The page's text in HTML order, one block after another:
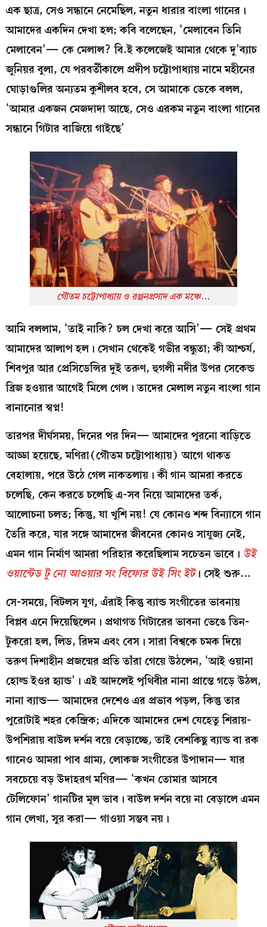
এক ছাত্র, সেও সন্ধানে নেমেছিল, নতুন ধারার বাংলা গানের।
আমাদের একদিন দেখা হল; কবি বলেছেন, ‘মেলাবেন তিনি
মেলাবেন’— কে মেলাল? বি.ই কলেজেই আমার থেকে দু’ব্যাচ
জুনিয়র বুলা, যে পরবর্তীকালে প্রদীপ চট্টোপাধ্যায় নামে মহীনের
ঘোড়াগুলির অন্যতম কুশীলব হবে, সে আমাকে ডেকে বলল,
‘আমার একজন মেজদাদা আছে, সেও এরকম নতুন বাংলা গানের
সন্ধানে গিটার বাজিয়ে গাইছে’
গৌতম চট্টোপাধ্যায় ও রঞ্জনপ্রসাদ এক মঞ্চে…
আমি বললাম, ‘তাই নাকি? চল দেখা করে আসি’— সেই প্রথম
আমাদের আলাপ হল। সেখান থেকেই গভীর বন্ধুতা; কী আশ্চর্য,
শিবপুর আর প্রেসিডেন্সির দুই তরুণ, হুগলী নদীর উপর সেকেন্ড
ব্রিজ হওয়ার আগেই মিলে গেল। তাদের মেলাল নতুন বাংলা গান
বানানোর স্বপ্ন!
তারপর দীর্ঘসময়, দিনের পর দিন— আমাদের পুরনো বাড়িতে
আড্ডা হয়েছে, মণিরা(গৌতম চট্টোপাধ্যায়) আগে থাকত
বেহালায়, পরে উঠে গেল নাকতলায়। কী গান আমরা করতে
চলেছি, কেন করতে চলেছি এ-সব নিয়ে আমাদের তর্ক,
আলোচনা চলত; কিন্তু, যা খুশি নয়! যে কোনও শব্দ বিন্যাসে গান
তৈরি করে, যার সঙ্গে আমাদের জীবনের কোনও সাযুজ্য নেই,
এমন গান নির্মাণ আমরা পরিহার করেছিলাম সচেতন ভাবে। উই
ওয়ান্টেড টু নো আওয়ার সং বিফোর উই সিং ইট। সেই শুরু…
সে-সময়ে, বিটলস যুগ, এঁরাই কিন্তু ব্যান্ড সংগীতের ভাবনায়
বিপ্লব এনে দিয়েছিলেন। প্রথাগত গিটারের ভাবনা ভেঙে তিন-
টুকরো হল, লিড, রিদম এবং বেস। সারা বিশ্বকে চমক দিয়ে
তরুণ দিশাহীন প্রজন্মের প্রতি তাঁরা গেয়ে উঠলেন, ‘আই ওয়ানা
হোল্ড ইওর হ্যান্ড’। এই আদলেই পৃথিবীর নানা প্রান্তে গড়ে উঠল,
নানা ব্যান্ড— আমাদের দেশেও এর প্রভাব পড়ল, কিন্তু তার
পুরোটাই শহর কেন্দ্রিক; এদিকে আমাদের দেশ যেহেতু শিরায়-
উপশিরায় বাউল দর্শন বয়ে বেড়াচ্ছে, তাই বেশকিছু ব্যান্ড বা রক
গানেও আমরা পাব গ্রাম্য, লোকজ সংগীতের উপাদান— যার
সবচেয়ে বড় উদাহরণ মণির— ‘কখন তোমার আসবে
টেলিফোন’ গানটির মূল ভাব। বাউল দর্শন বয়ে না বেড়ালে এমন
গান লেখা, সুর করা— গাওয়া সম্ভব নয়।